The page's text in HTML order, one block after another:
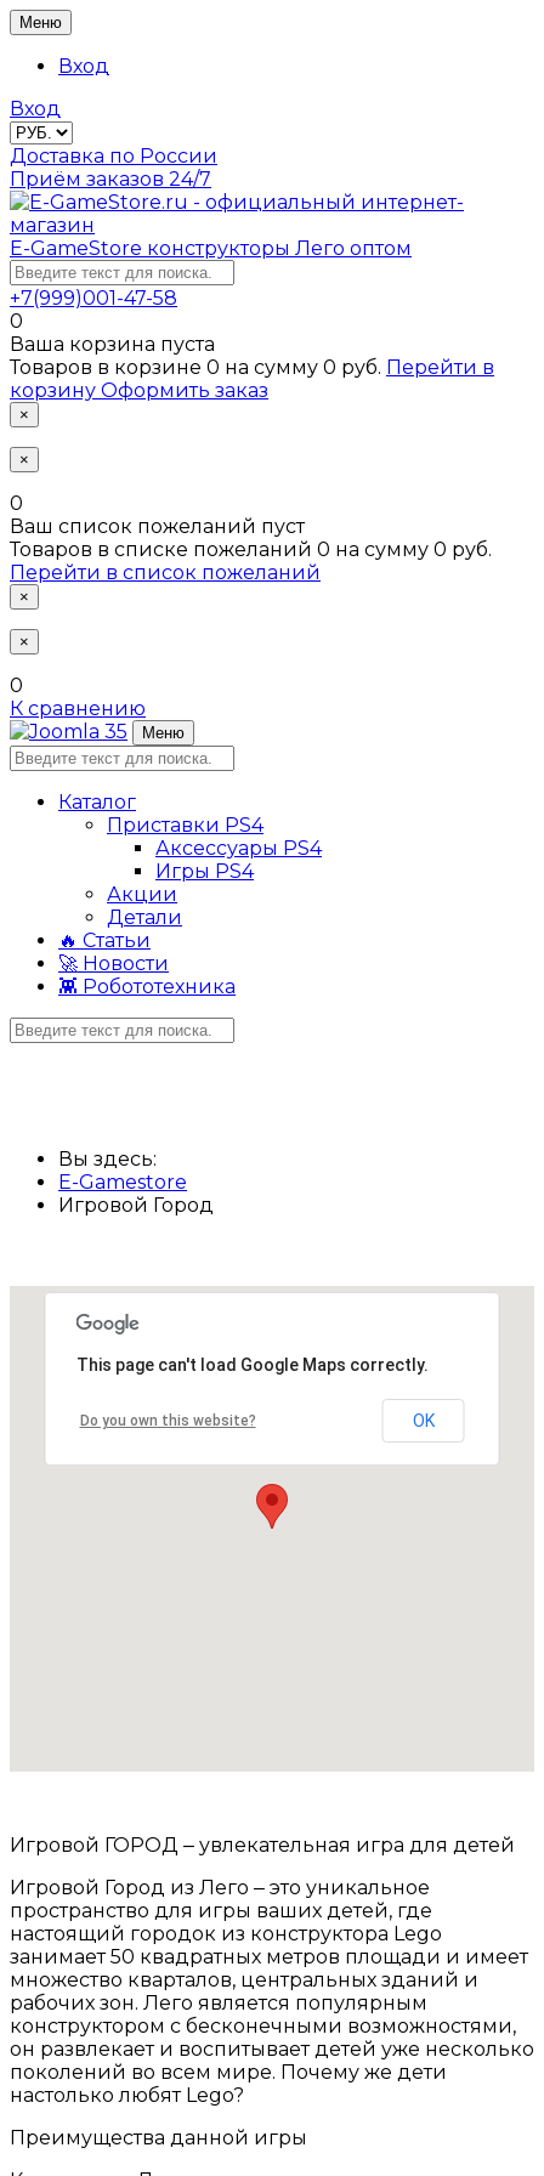
Меню
Вход
Вход
Доставка по России
Приём заказов 24/7
E-GameStore конструкторы Лего оптом
+7(999)001-47-58
0
Ваша корзина пуста
Товаров в корзине 0 на сумму 0 руб. Перейти в
корзину Оформить заказ
×
×
0
Ваш список пожеланий пуст
Товаров в списке пожеланий 0 на сумму 0 руб.
Перейти в список пожеланий
×
×
0
К сравнению
Меню
Каталог
Приставки PS4
Аксессуары PS4
Игры PS4
Акции
Детали
🔥 Статьи
🚀 Новости
👾 Робототехника
Вы здесь:
E-Gamestore
Игровой Город
This page can't load Google Maps correctly.
Do you own this website? OK
Игровой ГОРОД ‒ увлекательная игра для детей
Игровой Город из Лего ‒ это уникальное
пространство для игры ваших детей, где
настоящий городок из конструктора Lego
занимает 50 квадратных метров площади и имеет
множество кварталов, центральных зданий и
рабочих зон. Лего является популярным
конструктором с бесконечными возможностями,
он развлекает и воспитывает детей уже несколько
поколений во всем мире. Почему же дети
настолько любят Lego?
Преимущества данной игры